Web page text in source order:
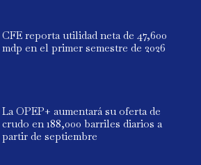
CFE reporta utilidad neta de 47,600
mdp en el primer semestre de 2026
La OPEP+ aumentará su oferta de
crudo en 188,000 barriles diarios a
partir de septiembre